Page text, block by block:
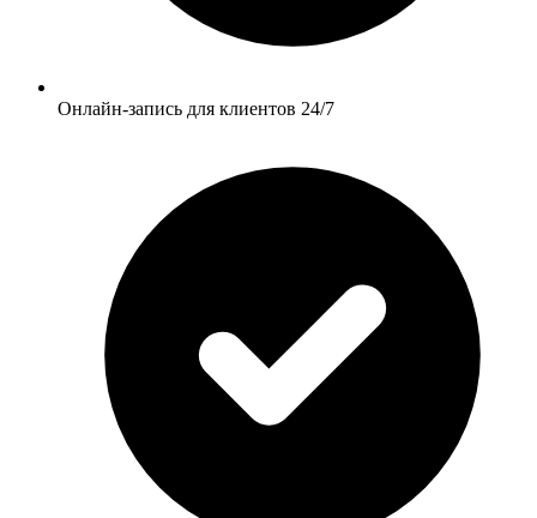
Онлайн-запись для клиентов 24/7